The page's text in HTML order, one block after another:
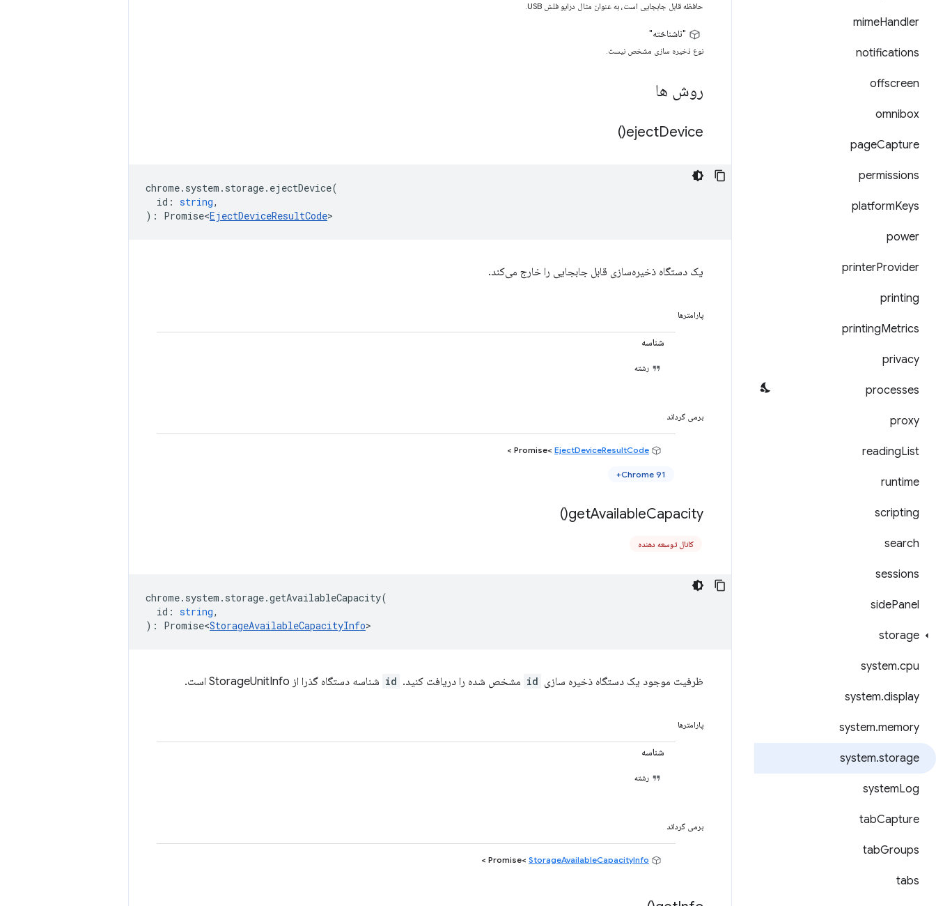
mimeHandler
notifications
offscreen
omnibox
pageCapture
permissions
platformKeys
power
printerProvider
printing
printingMetrics
privacy
processes
proxy
readingList
runtime
scripting
search
sessions
sidePanel
storage
system.cpu
system.display
system.memory
system.storage
systemLog
tabCapture
tabGroups
tabs
حافظه قابل جابجایی است، به عنوان مثال درایو فلش USB.
"ناشناخته"
نوع ذخیره سازی مشخص نیست.
روش ها
ejectDevice(
)
chrome. system . storage. ejectDevice(
id : string,
) : Promise<EjectDeviceResultCode>
یک دستگاه ذخیره‌سازی قابل جابجایی را خارج می‌کند.
پارامترها
شناسه
رشته
برمی گرداند
EjectDeviceResultCode
>
Chrome 91+
getAvailableCapacity(
)
کانال توسعه دهنده
chrome. system . storage.getAvailableCapacity(
id : string,
) : Promise<StorageAvailableCapacityInfo>
ظرفیت موجود یک دستگاه ذخیره سازی id مشخص شده را دریافت کنید. id شناسه دستگاه گذرا از StorageUnitInfo است.
پارامترها
شناسه
رشته
برمی گرداند
StorageAvailableCapacityInfo
>